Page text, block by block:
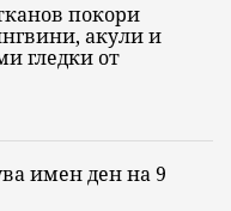
покори
акули и
гледки от
имен ден на 9